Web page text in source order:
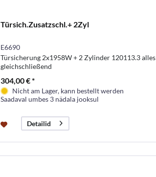
Türsich.Zusatzschl.+ 2Zyl
E6690
Türsicherung 2x1958W + 2 Zylinder 120113.3 alles
gleichschließend
304,00 € *
Nicht am Lager, kann bestellt werden
Saadaval umbes 3 nädala jooksul
Detailid